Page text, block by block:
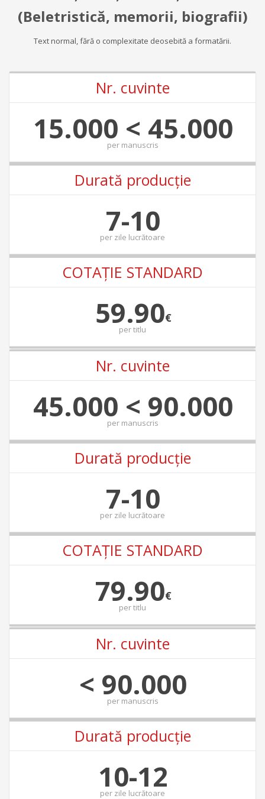
(Beletristică, memorii, biografii)
Text normal, fără o complexitate deosebită a formatării.
Nr. cuvinte
15.000 < 45.000
per manuscris
Durată producție
7-10
per zile lucrătoare
COTAŢIE STANDARD
59.90€
pertitlu
Nr. cuvinte
45.000 < 90.000
per manuscris
Durată producție
7-10
per zile lucrătoare
COTAŢIE STANDARD
79.90€
pertitlu
Nr. cuvinte
< 90.000
per manuscris
Durată producție
10-12
per zile lucrătoare